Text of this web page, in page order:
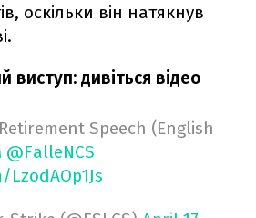
оскільки він натякнув
виступ: дивіться відео
Speech (English
@FalleNCS